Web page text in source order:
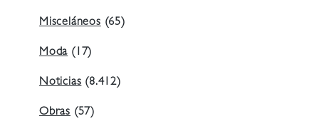
Misceláneos (65)
Moda (17)
Noticias (8.412)
Obras (57)